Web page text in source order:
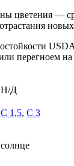
цветения —
перегноем
Н/Д
С 1,5, С 3
солнце